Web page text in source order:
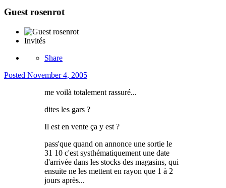
Guest rosenrot
Invités
Share
Posted November 4, 2005
me voilà totalement rassuré...
dites les gars ?
Il est en vente ça y est ?
pass'que quand on annonce une sortie le
31 10 c'est systhématiquement une date
d'arrivée dans les stocks des magasins, qui
ensuite ne les mettent en rayon que 1 à 2
jours après...